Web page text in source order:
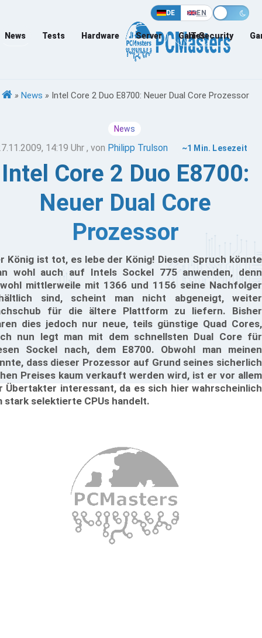
DE EN
News Tests Hardware Server Games
IT-Security
» News » Intel Core 2 Duo E8700: Neuer Dual Core Prozessor
News
14:19 Uhr , von Philipp Trulson ~1 Min. Lesezeit
Intel Core 2 Duo E8700:
Neuer Dual Core
Prozessor
König ist tot, es lebe der König! Diesen Spruch könnte
wohl auch auf Intels Sockel 775 anwenden, denn
mittlerweile mit 1366 und 1156 seine Nachfolger
sind, scheint man nicht abgeneigt, weiter
für die ältere Plattform zu liefern. Bisher
dies jedoch nur neue, teils günstige Quad Cores,
nun legt man mit dem schnellsten Dual Core für
Sockel nach, dem E8700. Obwohl man meinen
dass dieser Prozessor auf Grund seines sicherlich
Preises kaum verkauft werden wird, ist er vor allem
Übertakter interessant, da es sich hier wahrscheinlich
stark selektierte CPUs handelt.